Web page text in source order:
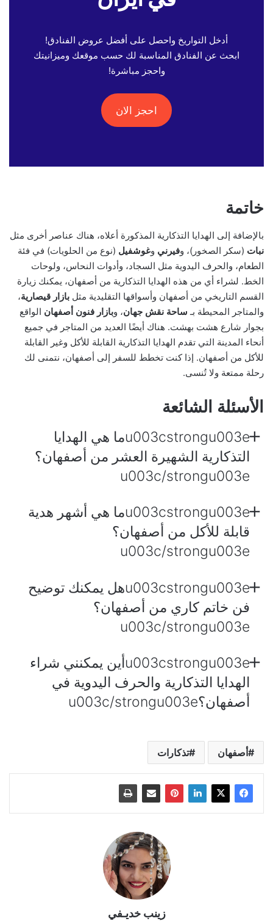
أدخل التواريخ واحصل على أفضل عروض الفنادق!
ابحث عن الفنادق المناسبة لك حسب موقعك وميزانيتك
واحجز مباشرة!
احجز الان
خاتمة
بالإضافة إلى الهدايا التذكارية المذكورة أعلاه، هناك عناصر أخرى مثل
نبات (سكر الصخور)، وفيرني وغوشفيل (نوع من الحلويات) في فئة
الطعام، والحرف اليدوية مثل السجاد، وأدوات النحاس، ولوحات
الخط. لشراء أي من هذه الهدايا التذكارية من أصفهان، يمكنك زيارة
القسم التاريخي من أصفهان وأسواقها التقليدية مثل بازار قيصارية،
والمتاجر المحيطة بـ ساحة نقش جهان، وبازار فنون أصفهان الواقع
بجوار شارع هشت بهشت. هناك أيضًا العديد من المتاجر في جميع
أنحاء المدينة التي تقدم الهدايا التذكارية القابلة للأكل وغير القابلة
للأكل من أصفهان. إذا كنت تخطط للسفر إلى أصفهان، نتمنى لك
رحلة ممتعة ولا تُنسى.
الأسئلة الشائعة
u003cstrongu003eما هي الهدايا
التذكارية الشهيرة العشر من أصفهان؟
u003c/strongu003e
u003cstrongu003eما هي أشهر هدية
قابلة للأكل من أصفهان؟
u003c/strongu003e
u003cstrongu003eهل يمكنك توضيح
فن خاتم كاري من أصفهان؟
u003c/strongu003e
u003cstrongu003eأين يمكنني شراء
الهدايا التذكارية والحرف اليدوية في
أصفهان؟u003c/strongu003e
أصفهان تذكارات
زينب خديـفي